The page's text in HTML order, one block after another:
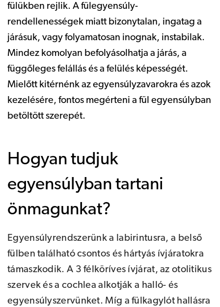
fülükben rejlik. A fülegyensúly-
rendellenességek miatt bizonytalan, ingatag a
járásuk, vagy folyamatosan inognak, instabilak.
Mindez komolyan befolyásolhatja a járás, a
függőleges felállás és a felülés képességét.
Mielőtt kitérnénk az egyensúlyzavarokra és azok
kezelésére, fontos megérteni a fül egyensúlyban
betöltött szerepét.
Hogyan tudjuk
egyensúlyban tartani
önmagunkat?
Egyensúlyrendszerünk a labirintusra, a belső
fülben található csontos és hártyás ívjáratokra
támaszkodik. A 3 félköríves ívjárat, az otolitikus
szervek és a cochlea alkotják a halló- és
egyensúlyszervünket. Míg a fülkagylót hallásra